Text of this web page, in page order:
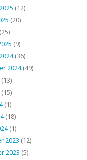
(12)
(20)
(25)
(9)
(36)
2024(49)
(13)
(15)
(1)
(18)
(1)
2023 (12)
2023 (5)